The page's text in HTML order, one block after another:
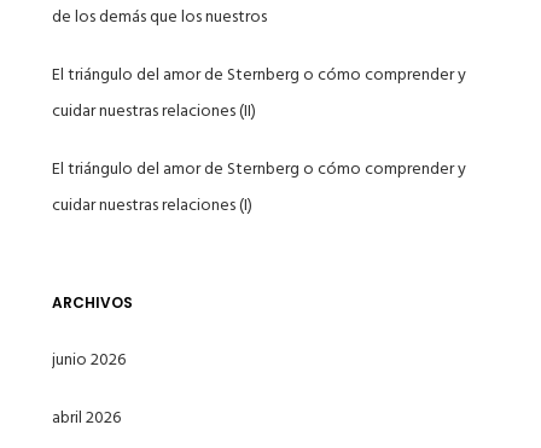
de los demás que los nuestros
El triángulo del amor de Sternberg o cómo comprender y
cuidar nuestras relaciones (II)
El triángulo del amor de Sternberg o cómo comprender y
cuidar nuestras relaciones (I)
ARCHIVOS
junio 2026
abril 2026